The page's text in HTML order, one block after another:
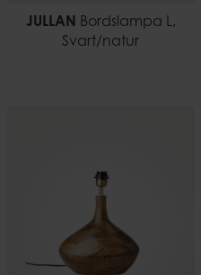
JULLAN
Bordslampa L,
Svart/natur